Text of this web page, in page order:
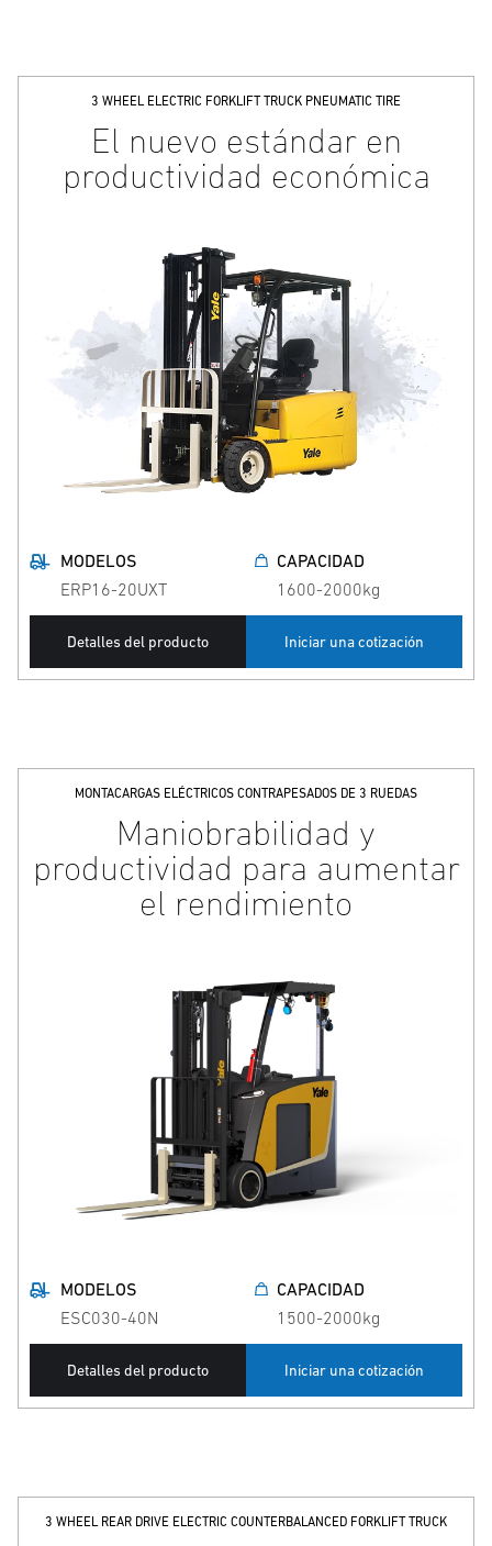
3 WHEEL ELECTRIC FORKLIFT TRUCK PNEUMATIC TIRE
El nuevo estándar en
productividad económica
MODELOS
ERP16-20UXT
CAPACIDAD
1600-2000kg
Detalles del producto Iniciar una cotización
MONTACARGAS ELÉCTRICOS CONTRAPESADOS DE 3 RUEDAS
Maniobrabilidad y
productividad para aumentar
el rendimiento
MODELOS
ESC030-40N
CAPACIDAD
1500-2000kg
Detalles del producto Iniciar una cotización
3 WHEEL REAR DRIVE ELECTRIC COUNTERBALANCED FORKLIFT TRUCK